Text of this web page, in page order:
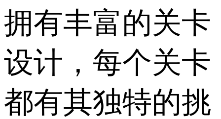
拥有丰富的关卡
设计，每个关卡
都有其独特的挑